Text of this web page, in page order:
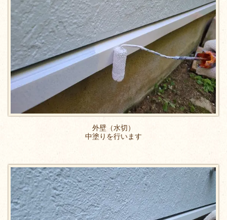
外壁（水切）
中塗りを行います